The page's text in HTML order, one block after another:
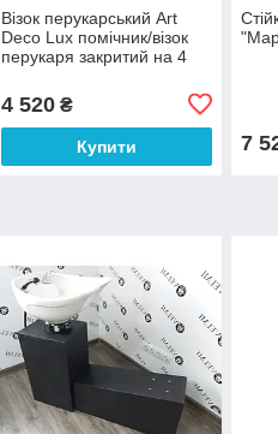
Візок перукарський Art
Deco Lux помічник/візок
перукаря закритий на 4
4 520₴
Купити 7